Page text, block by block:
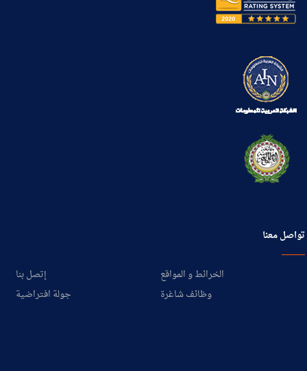
تواصل معنا
إتصل بنا
الخرائط و المواقع
جولة افتراضية
وظائف شاغرة